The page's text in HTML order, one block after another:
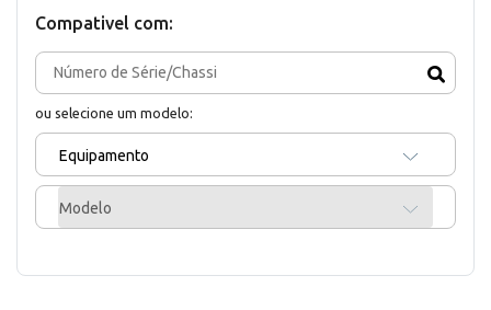
Compativel com:
ou selecione um modelo:
Equipamento
Modelo